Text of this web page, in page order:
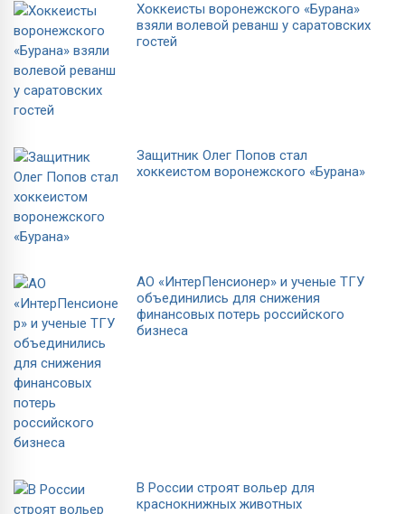
Хоккеисты воронежского «Бурана»
взяли волевой реванш у саратовских
гостей
Защитник Олег Попов стал
хоккеистом воронежского «Бурана»
АО «ИнтерПенсионер» и ученые ТГУ
объединились для снижения
финансовых потерь российского
бизнеса
В России строят вольер для
краснокнижных животных